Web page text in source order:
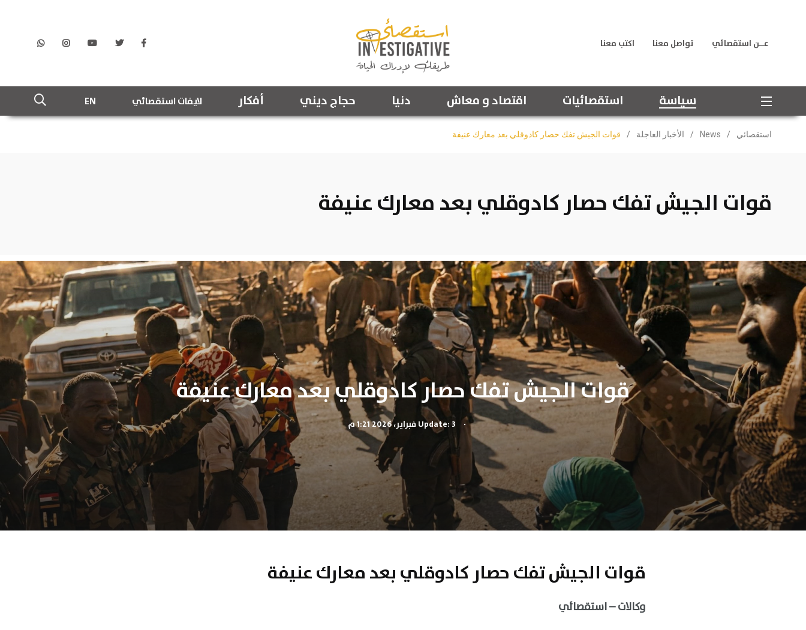
عــن استقصائي تواصل معنا اكتب معنا
سياسة استقصائيات اقتصاد و معاش دنيا حجاج ديني أفكار لايفات استقصائي EN
استقصائي /
News
/ الأخبار العاجلة / قوات الجيش تفك حصار كادوقلي بعد معارك عنيفة
قوات الجيش تفك حصار كادوقلي بعد معارك عنيفة
قوات الجيش تفك حصار كادوقلي بعد معارك عنيفة
.
قوات الجيش تفك حصار كادوقلي بعد معارك عنيفة
وكالات – استقصائي